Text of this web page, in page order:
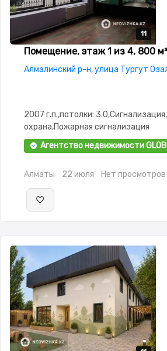
11
11
11
11
11
Помещение, этаж 1 из 4, 800 м²
Алмалинский р-н, улица Тургут
2007 г.п.,потолки:
охрана,Пожарная сигнализация
Агентство недвижимости
Алматы 22 июля Нет просмотров